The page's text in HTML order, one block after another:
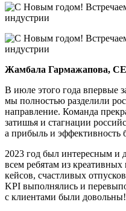
Жамбала Гармажапова,
В июле этого года впервые
мы полностью разделили
направление. Команда
затишья и стагнации
а прибыль и эффективность
2023 год был интересным и
всем ребятам из
кейсов, счастливых
KPI выполнялись и
с клиентами были довольны!